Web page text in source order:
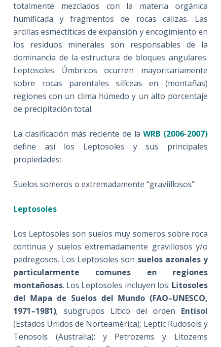
totalmente mezclados con la materia orgánica
humificada y fragmentos de rocas calizas. Las
arcillas esmectíticas de expansión y encogimiento en
los residuos minerales son responsables de la
dominancia de la estructura de bloques angulares.
Leptosoles Úmbricos ocurren mayoritariamente
sobre rocas parentales silíceas en (montañas)
regiones con un clima húmedo y un alto porcentaje
de precipitación total.
La clasificación más reciente de la WRB (2006-2007)
define así los Leptosoles y sus principales
propiedades:
Suelos someros o extremadamente “graviillosos”
Leptosoles
Los Leptosoles son suelos muy someros sobre roca
continua y suelos extremadamente gravillosos y/o
pedregosos. Los Leptosoles son suelos azonales y
particularmente comunes en regiones
montañosas. Los Leptosoles incluyen los: Litosoles
del Mapa de Suelos del Mundo (FAO–UNESCO,
1971–1981); subgrupos Lítico del orden Entisol
(Estados Unidos de Norteamérica); Leptic Rudosols y
Tenosols (Australia); y Petrozems y Litozems